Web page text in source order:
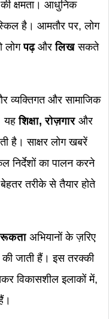
की क्षमता। आधुनिक
है। आमतौर पर, लोग
लोगपढ़ औरलिखसकते
व्यक्तिगत और सामाजिक
यहशिक्षा, रोज़गार और
है। साक्षर लोग खबरें
का पालन करने
तरीके से तैयार होते
अभियानों के ज़रिए
जाती हैं। इस तरक्की
विकासशील इलाकों में,